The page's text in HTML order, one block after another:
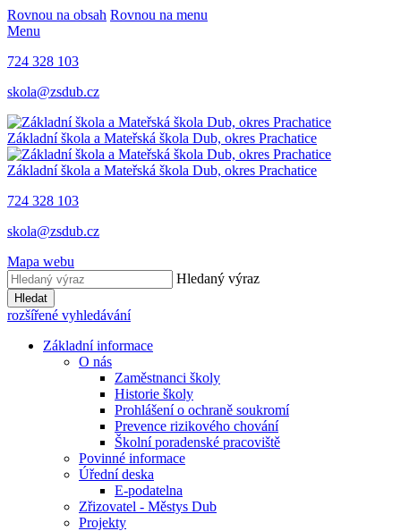
Rovnou na obsah Rovnou na menu
Menu
724 328 103
skola@zsdub.cz
Základní škola a Mateřská škola Dub, okres Prachatice
Základní škola a Mateřská škola Dub, okres Prachatice
724 328 103
skola@zsdub.cz
Mapa webu
Hledaný výraz
Hledat
rozšířené vyhledávání
Základní informace
O nás
Zaměstnanci školy
Historie školy
Prohlášení o ochraně soukromí
Prevence rizikového chování
Školní poradenské pracoviště
Povinné informace
Úřední deska
E-podatelna
Zřizovatel - Městys Dub
Projekty